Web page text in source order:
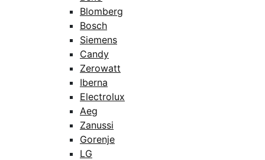
Blomberg
Bosch
Siemens
Candy
Zerowatt
Iberna
Electrolux
Aeg
Zanussi
Gorenje
LG